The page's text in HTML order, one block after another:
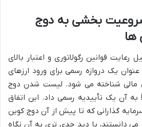
بخشی به دوج
ها
قوانین رگولاتوری و اعتبار بالای
یک دروازه رسمی برای ورود ارزهای
مالی شناخته می شود. لیست شدن دوج
به آن یک تأییدیه رسمی داد. این اتفاق
گذارانی که تا پیش از آن دوج کوین
می دانستند، با دید جدی تری به آن نگاه